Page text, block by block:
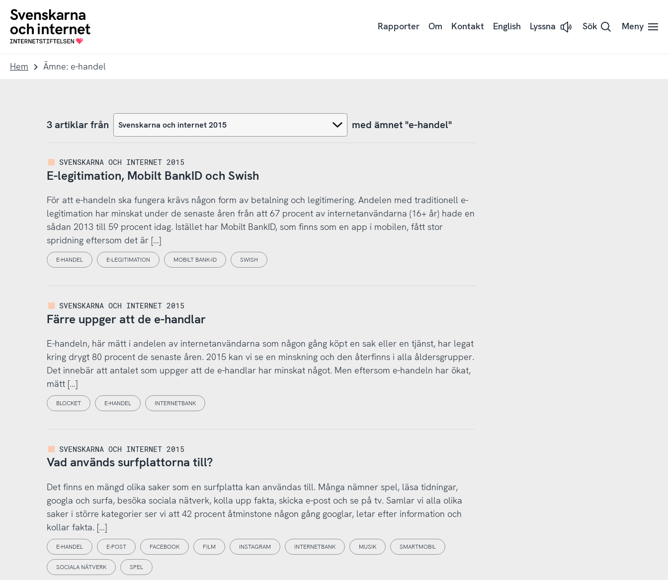
navigation
innehåll
To
startpage
Rapporter Om Kontakt English Lyssna
Lyssna Sök Meny
Hem Ämne: e-handel
3 artiklar från med ämnet "e-handel"
SVENSKARNA OCH INTERNET 2015
E-legitimation, Mobilt BankID och Swish
För att e-handeln ska fungera krävs någon form av betalning och legitimering. Andelen med traditionell e-
legitimation har minskat under de senaste åren från att 67 procent av internetanvändarna (16+ år) hade en
sådan 2013 till 59 procent idag. Istället har Mobilt BankID, som finns som en app i mobilen, fått stor
spridning eftersom det är […]
E-HANDEL E-LEGITIMATION MOBILT BANK-ID SWISH
SVENSKARNA OCH INTERNET 2015
Färre uppger att de e-handlar
E-handeln, här mätt i andelen av internetanvändarna som någon gång köpt en sak eller en tjänst, har legat
kring drygt 80 procent de senaste åren. 2015 kan vi se en minskning och den återfinns i alla åldersgrupper.
Det innebär att antalet som uppger att de e-handlar har minskat något. Men eftersom e-handeln har ökat,
mätt […]
BLOCKET E-HANDEL INTERNETBANK
SVENSKARNA OCH INTERNET 2015
Vad används surfplattorna till?
Det finns en mängd olika saker som en surfplatta kan användas till. Många nämner spel, läsa tidningar,
googla och surfa, besöka sociala nätverk, kolla upp fakta, skicka e-post och se på tv. Samlar vi alla olika
saker i större kategorier ser vi att 42 procent åtminstone någon gång googlar, letar efter information och
kollar fakta. […]
E-HANDEL E-POST FACEBOOK FILM INSTAGRAM INTERNETBANK MUSIK SMARTMOBIL
SOCIALA NÄTVERK SPEL